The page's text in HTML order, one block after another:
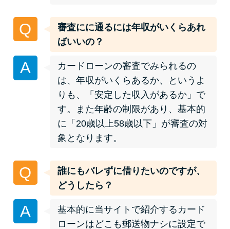
処法3つ
家賃払えないが強制退去は避け
たい…市役所に相談より賢い方
法2選
街金とは？絶対審査通る？借金
に悩む人へ街金をおすすめしな
い理由
質屋でお金を借りるには？年利
やシステムをカードローンと比
較
Q
審査にに通るには年収がいくらあれ
ばいいの？
A
カードローンの審査でみられるの
は、年収がいくらあるか、というよ
りも、「安定した収入があるか」で
す。また年齢の制限があり、基本的
に「20歳以上58歳以下」が審査の対
象となります。
Q
誰にもバレずに借りたいのですが、
どうしたら？
A
基本的に当サイトで紹介するカード
ローンはどこも郵送物ナシに設定で